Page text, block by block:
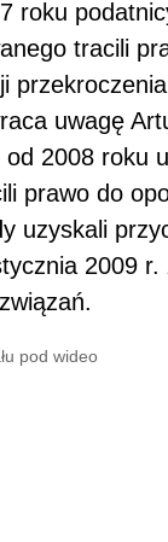
roku
tracili
uwagę
od 2008 roku
prawo do
uzyskali
2009
pod wideo